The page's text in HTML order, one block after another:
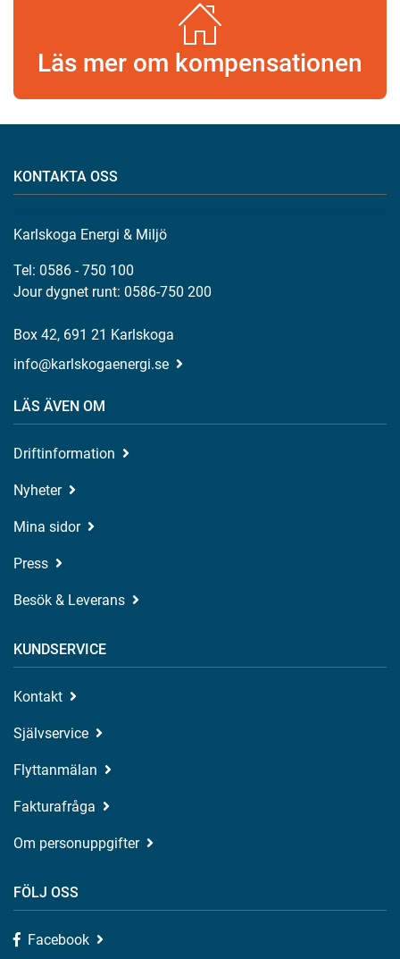
Läs mer om kompensationen
KONTAKTA OSS
Karlskoga Energi & Miljö
Tel: 0586 - 750 100
Jour dygnet runt: 0586-750 200
Box 42, 691 21 Karlskoga
info@karlskogaenergi.se
LÄS ÄVEN OM
Driftinformation
Nyheter
Mina sidor
Press
Besök & Leverans
KUNDSERVICE
Kontakt
Självservice
Flyttanmälan
Fakturafråga
Om personuppgifter
FÖLJ OSS
Facebook